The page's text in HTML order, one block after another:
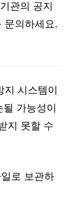
관의 공지
문의하세요.
지 시스템이
가능성이
지 못할 수
로 보관하